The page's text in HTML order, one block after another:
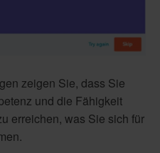
zeigen Sie, dass Sie
und die Fähigkeit
erreichen, was Sie sich für